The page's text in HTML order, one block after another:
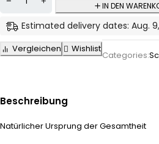
IN DEN
Estimated delivery dates: Aug.
Vergleichen Wishlist
Categories:
Beschreibung
Natürlicher Ursprung der Gesamtheit